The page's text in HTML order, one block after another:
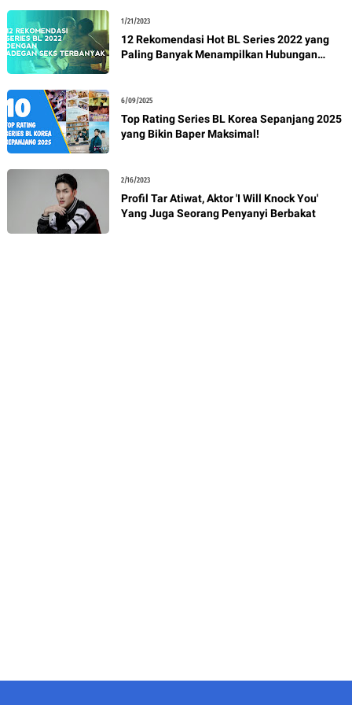
1/21/2023
12 Rekomendasi Hot BL Series 2022 yang
Paling Banyak Menampilkan Hubungan
6/09/2025
Top Rating Series BL Korea Sepanjang 2025
yang Bikin Baper Maksimal!
2/16/2023
Profil Tar Atiwat, Aktor 'I Will Knock You'
Yang Juga Seorang Penyanyi Berbakat